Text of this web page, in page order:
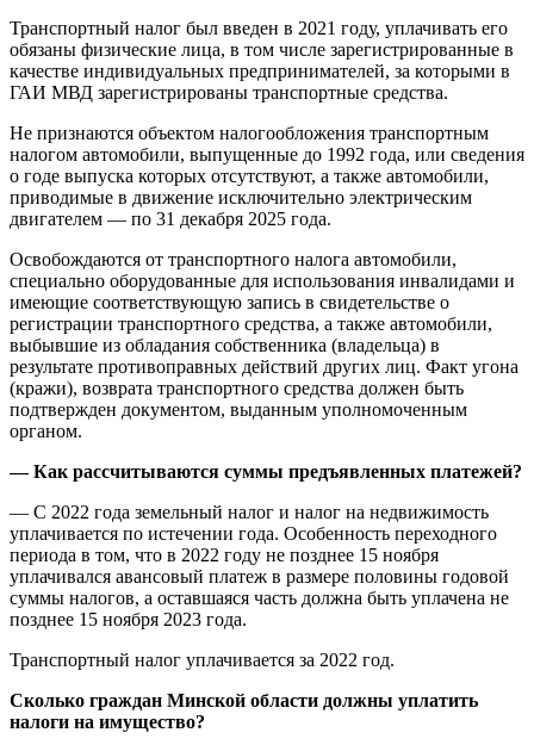
Транспортный налог был введен в 2021 году, уплачивать его
обязаны физические лица, в том числе зарегистрированные в
качестве индивидуальных предпринимателей, за которыми в
ГАИ МВД зарегистрированы транспортные средства.
Не признаются объектом налогообложения транспортным
налогом автомобили, выпущенные до 1992 года, или сведения
о годе выпуска которых отсутствуют, а также автомобили,
приводимые в движение исключительно электрическим
двигателем — по 31 декабря 2025 года.
Освобождаются от транспортного налога автомобили,
специально оборудованные для использования инвалидами и
имеющие соответствующую запись в свидетельстве о
регистрации транспортного средства, а также автомобили,
выбывшие из обладания собственника (владельца) в
результате противоправных действий других лиц. Факт угона
(кражи), возврата транспортного средства должен быть
подтвержден документом, выданным уполномоченным
органом.
— Как рассчитываются суммы предъявленных платежей?
— С 2022 года земельный налог и налог на недвижимость
уплачивается по истечении года. Особенность переходного
периода в том, что в 2022 году не позднее 15 ноября
уплачивался авансовый платеж в размере половины годовой
суммы налогов, а оставшаяся часть должна быть уплачена не
позднее 15 ноября 2023 года.
Транспортный налог уплачивается за 2022 год.
Сколько граждан Минской области должны уплатить
налоги на имущество?